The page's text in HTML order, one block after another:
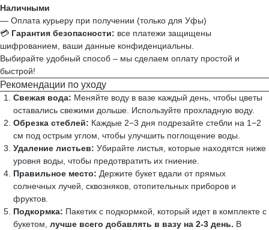
Наличными
— Оплата курьеру при получении (только для Уфы)
💳 Гарантия безопасности: все платежи защищены
шифрованием, ваши данные конфиденциальны.
Выбирайте удобный способ – мы сделаем оплату простой и
быстрой!
Рекомендации по уходу
Свежая вода: Меняйте воду в вазе каждый день, чтобы цветы
оставались свежими дольше. Используйте прохладную воду.
Обрезка стеблей: Каждые 2−3 дня подрезайте стебли на 1−2
см под острым углом, чтобы улучшить поглощение воды.
Удаление листьев: Убирайте листья, которые находятся ниже
уровня воды, чтобы предотвратить их гниение.
Правильное место: Держите букет вдали от прямых
солнечных лучей, сквозняков, отопительных приборов и
фруктов.
Подкормка: Пакетик с подкормкой, который идет в комплекте с
букетом, лучше всего добавлять в вазу на 2-3 день. В